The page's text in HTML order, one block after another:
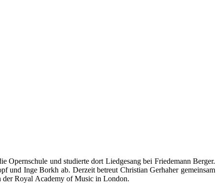
Opernschule und studierte dort Liedgesang bei Friedemann Berger.
und Inge Borkh ab. Derzeit betreut Christian Gerhaher gemeinsam
der Royal Academy of Music in London.